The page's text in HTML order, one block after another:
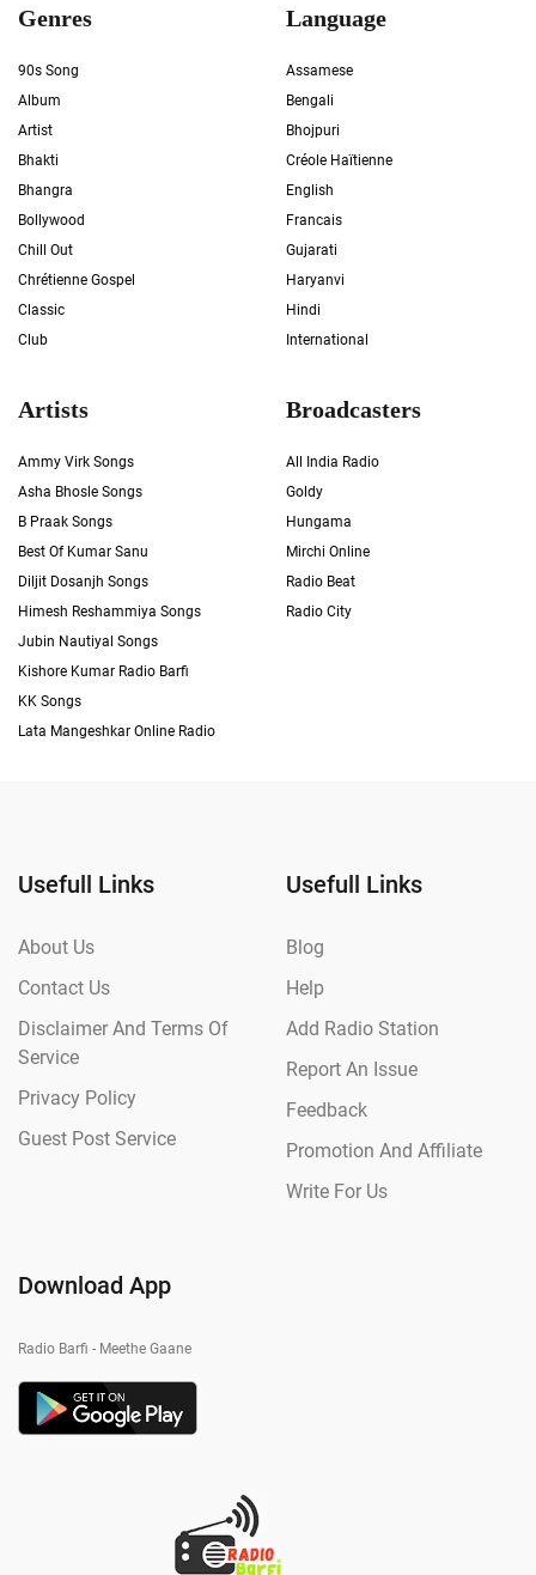
Genres
90s Song
Album
Artist
Bhakti
Bhangra
Bollywood
Chill Out
Chrétienne Gospel
Classic
Club
Language
Assamese
Bengali
Bhojpuri
Créole Haïtienne
English
Francais
Gujarati
Haryanvi
Hindi
International
Artists
Ammy Virk Songs
Asha Bhosle Songs
B Praak Songs
Best Of Kumar Sanu
Diljit Dosanjh Songs
Himesh Reshammiya Songs
Jubin Nautiyal Songs
Kishore Kumar Radio Barfi
KK Songs
Lata Mangeshkar Online Radio
Broadcasters
All India Radio
Goldy
Hungama
Mirchi Online
Radio Beat
Radio City
Usefull Links
About Us
Contact Us
Disclaimer And Terms Of
Service
Privacy Policy
Guest Post Service
Usefull Links
Blog
Help
Add Radio Station
Report An Issue
Feedback
Promotion And Affiliate
Write For Us
Download App
Radio Barfi - Meethe Gaane